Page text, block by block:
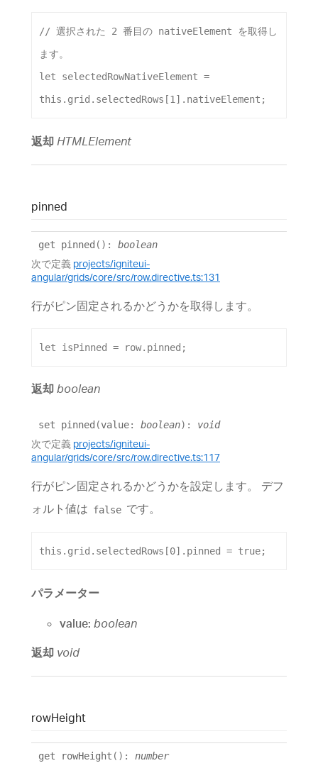
// 選択された 2 番目の nativeElement を取得し
ます。
let
selectedRowNativeElement
this . grid . selectedRows [1]. nativeElement ;
返却 HTMLElement
pinned
get pinned () : boolean
次で定義 projects/igniteui-
angular/grids/core/src/row.directive.ts:131
行がピン固定されるかどうかを取得します。
let isPinned = row. pinned ;
返却 boolean
set pinned (value: boolean) : void
次で定義 projects/igniteui-
angular/grids/core/src/row.directive.ts:117
行がピン固定されるかどうかを設定します。 デフ
ォルト値は false です。
this . grid . selectedRows [0]. pinned = true;
パラメーター
value: boolean
返却 void
rowHeight
get rowHeight () : number